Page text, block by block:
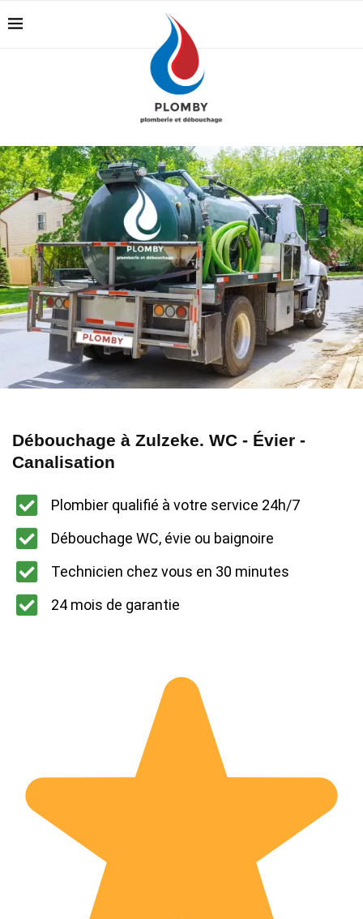
Débouchage à Zulzeke. WC - Évier -
Canalisation
Plombier qualifié à votre service 24h/7
Débouchage WC, évie ou baignoire
Technicien chez vous en 30 minutes
24 mois de garantie